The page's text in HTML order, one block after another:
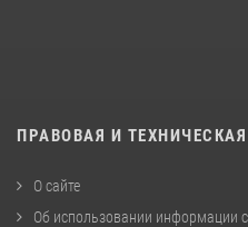
ПРАВОВАЯ И
О сайте
Об использовании информации